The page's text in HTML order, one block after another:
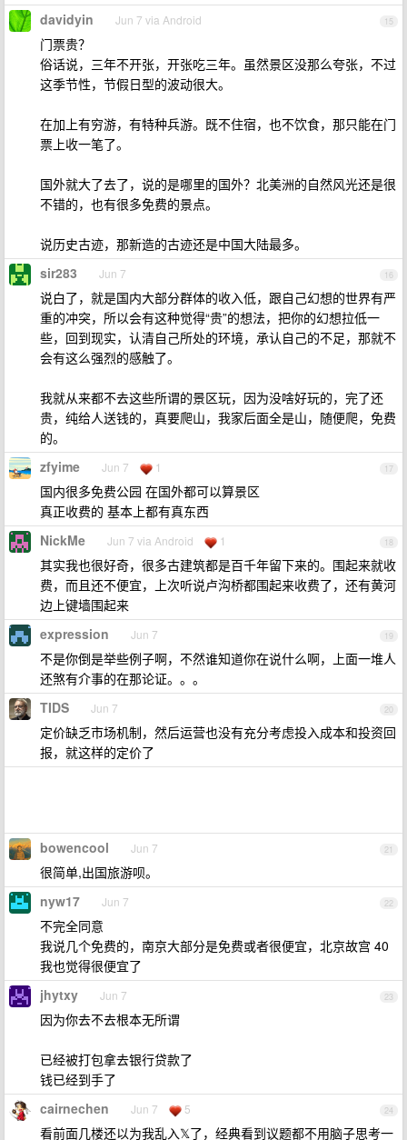
15
davidyin Jun 7 via Android
门票贵？
俗话说，三年不开张，开张吃三年。虽然景区没那么夸张，不过
这季节性，节假日型的波动很大。
在加上有穷游，有特种兵游。既不住宿，也不饮食，那只能在门
票上收一笔了。
国外就大了去了，说的是哪里的国外？北美洲的自然风光还是很
不错的，也有很多免费的景点。
说历史古迹，那新造的古迹还是中国大陆最多。
16
sir283 Jun 7
说白了，就是国内大部分群体的收入低，跟自己幻想的世界有严
重的冲突，所以会有这种觉得“贵”的想法，把你的幻想拉低一
些，回到现实，认清自己所处的环境，承认自己的不足，那就不
会有这么强烈的感触了。
我就从来都不去这些所谓的景区玩，因为没啥好玩的，完了还
贵，纯给人送钱的，真要爬山，我家后面全是山，随便爬，免费
的。
17
zfyime Jun 7 1
国内很多免费公园 在国外都可以算景区
真正收费的 基本上都有真东西
18
NickMe Jun 7 via Android 1
其实我也很好奇，很多古建筑都是百千年留下来的。围起来就收
费，而且还不便宜，上次听说卢沟桥都围起来收费了，还有黄河
边上键墙围起来
19
expression Jun 7
不是你倒是举些例子啊，不然谁知道你在说什么啊，上面一堆人
还煞有介事的在那论证。。。
20
TIDS Jun 7
定价缺乏市场机制，然后运营也没有充分考虑投入成本和投资回
报，就这样的定价了
21
bowencool Jun 7
很简单,出国旅游呗。
22
nyw17 Jun 7
不完全同意
我说几个免费的，南京大部分是免费或者很便宜，北京故宫 40
我也觉得很便宜了
23
jhytxy Jun 7
因为你去不去根本无所谓
已经被打包拿去银行贷款了
钱已经到手了
24
cairnechen Jun 7 5
看前面几楼还以为我乱入𝕏了，经典看到议题都不用脑子思考一